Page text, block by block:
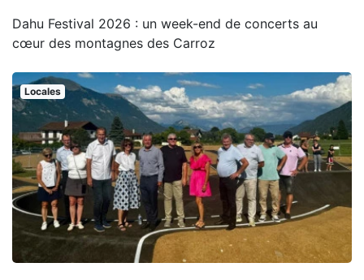
Dahu Festival 2026 : un week-end de concerts au
cœur des montagnes des Carroz
Locales